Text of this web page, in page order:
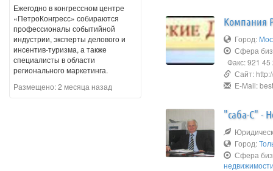
Ежегодно в конгрессном центре
«ПетроКонгресс» собираются
профессионалы событийной
индустрии, эксперты делового и
инсентив-туризма, а также
специалисты в области
регионального маркетинга.
Размещено:2 месяца назад
Компания
Город:
Сфера
Факс: 921 45
Сайт:
E-Mail:
"саба-С" -
Город:
Сфера